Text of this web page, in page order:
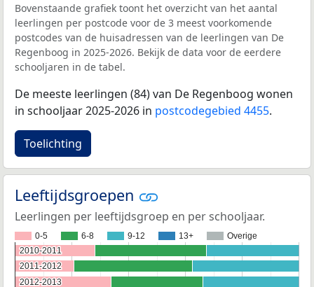
Bovenstaande grafiek toont het overzicht van het aantal
leerlingen per postcode voor de 3 meest voorkomende
postcodes van de huisadressen van de leerlingen van De
Regenboog in 2025-2026. Bekijk de data voor de eerdere
schooljaren in de tabel.
De meeste leerlingen (84) van De Regenboog wonen
in schooljaar 2025-2026 in postcodegebied 4455.
Toelichting
Leeftijdsgroepen
Leerlingen per leeftijdsgroep en per schooljaar.
0-5 6-8 9-12 13+
Overige
2010-2011
2010-2011
2011-2012
2011-2012
2012-2013
2012-2013